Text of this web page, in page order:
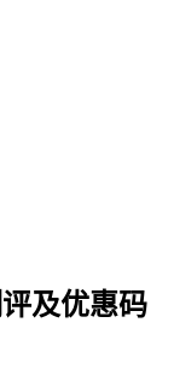
及优惠码